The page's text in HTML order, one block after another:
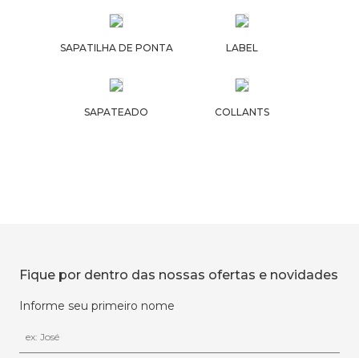
SAPATILHA DE PONTA LABEL
SAPATEADO COLLANTS
Fique por dentro das nossas ofertas e novidades
Informe seu primeiro nome